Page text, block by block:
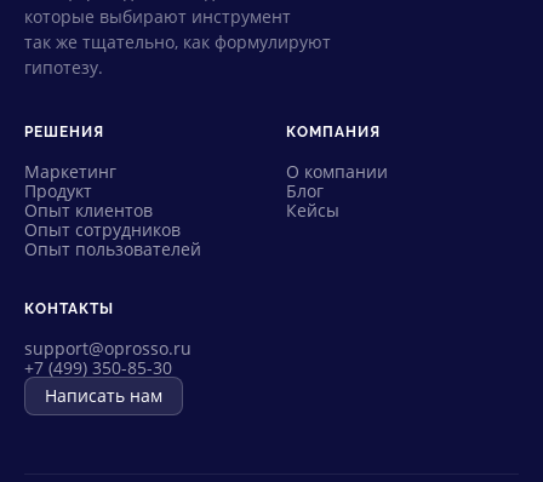
которые выбирают инструмент
так же тщательно, как формулируют
гипотезу.
РЕШЕНИЯ
Маркетинг
Продукт
Опыт клиентов
Опыт сотрудников
Опыт пользователей
КОМПАНИЯ
О компании
Блог
Кейсы
КОНТАКТЫ
support@oprosso.ru
+7 (499) 350-85-30
Написать нам